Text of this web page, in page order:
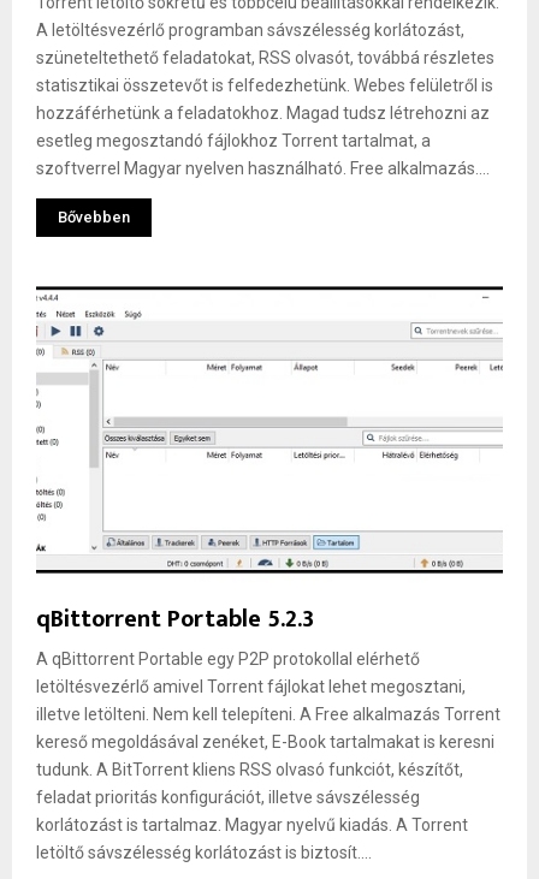
A letöltésvezérlő programban sávszélesség korlátozást,
szüneteltethető feladatokat, RSS olvasót, továbbá részletes
statisztikai összetevőt is felfedezhetünk. Webes felületről is
hozzáférhetünk a feladatokhoz. Magad tudsz létrehozni az
esetleg megosztandó fájlokhoz Torrent tartalmat, a
szoftverrel Magyar nyelven használható. Free alkalmazás....
Bővebben
qBittorrent Portable 5.2.3
A qBittorrent Portable egy P2P protokollal elérhető
letöltésvezérlő amivel Torrent fájlokat lehet megosztani,
illetve letölteni. Nem kell telepíteni. A Free alkalmazás Torrent
kereső megoldásával zenéket, E-Book tartalmakat is keresni
tudunk. A BitTorrent kliens RSS olvasó funkciót, készítőt,
feladat prioritás konfigurációt, illetve sávszélesség
korlátozást is tartalmaz. Magyar nyelvű kiadás. A Torrent
letöltő sávszélesség korlátozást is biztosít....